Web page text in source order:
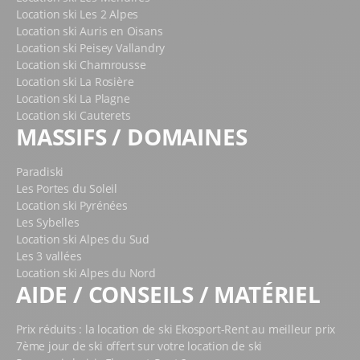
en Airboard ou en Yooner, randonnées en raquettes,
etc.
DES ÉQUIPEMENTS POUR TOUTES
LES PRATIQUES À LOUER CHEZ
EKOSPORT-RENT LOC SKI OZ
Puisque le domaine d’Oz-en-Oisans et de l’Alpe d’Huez
magasin Ekosport-Rent Loc Ski Oz
disposition tous les équipements dont vous pourriez
avoir besoin. Sur piste ou en dehors, trouvez le
matériel adéquat en louant en ligne ou en magasin !
SKIS ALPINS ET SNOWBOARDS À LOUER EN LIGNE
Nos skis alpinss’adressent aux adultes comme aux
d’âge correspondante (Baby, Junior, Ado, homme ou
femme), et sélectionnez votre paire de skis en fonction
Location ski Les 2 Alpes
Location ski Auris en Oisans
Location ski Peisey Vallandry
Location ski Chamrousse
Location ski La Rosière
Location ski La Plagne
Location ski Cauterets
MASSIFS / DOMAINES
Paradiski
Les Portes du Soleil
Location ski Pyrénées
Les Sybelles
Location ski Alpes du Sud
Les 3 vallées
Location ski Alpes du Nord
AIDE / CONSEILS / MATÉRIEL
Prix réduits : la location de ski Ekosport-Rent au meilleur prix
7ème jour de ski offert sur votre location de ski